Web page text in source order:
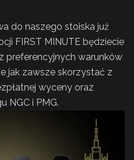
do naszego stoiska już
FIRST MINUTE będziecie
preferencyjnych warunków
jak zawsze skorzystać z
wyceny oraz
NGC i PMG.